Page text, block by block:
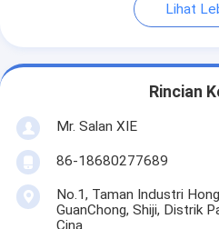
Lihat
Rincian
Mr. Salan XIE
86-18680277689
No.1, Taman Industri
GuanChong, Shiji, Distrik
Cina